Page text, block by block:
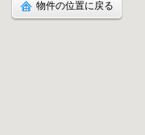
物件の位置に戻る